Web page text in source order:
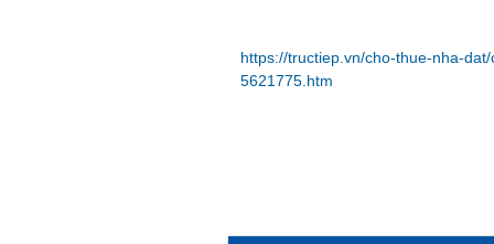
https://tructiep.vn/cho-thue-nha-
5621775.htm